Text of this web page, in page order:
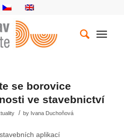
se borovice
ve stavebnictví
/ by Ivana Duchoňová
aplikací